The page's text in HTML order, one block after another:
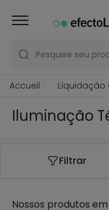
Pesquise seu
Accueil Liquidação
Iluminação
Filtrar
Nossos produtos